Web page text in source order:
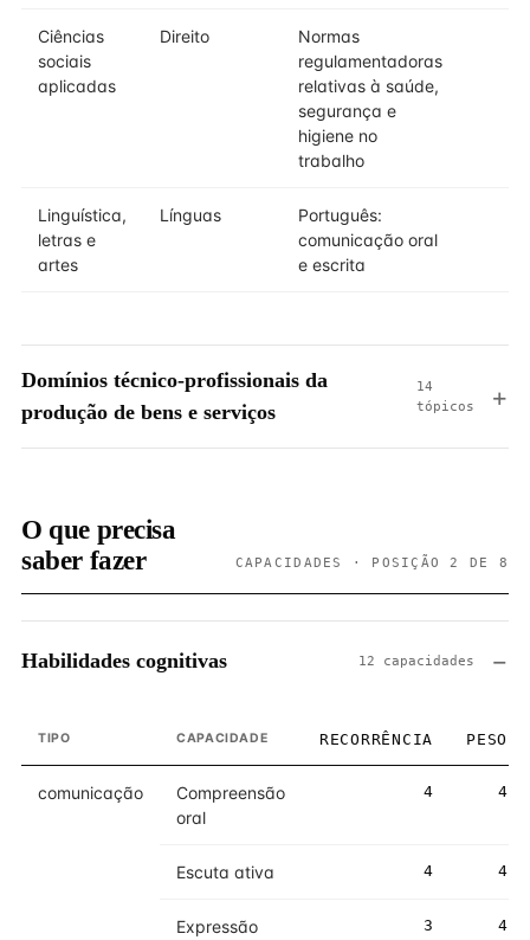
Ciências
sociais
aplicadas
Direito
Normas
regulamentadoras
relativas à saúde,
segurança e
higiene no
trabalho
Linguística,
letras e
artes
Línguas
Português:
comunicação oral
e escrita
Domínios técnico-profissionais da
produção de bens e serviços
14
tópicos
O que precisa
saber fazer
CAPACIDADES · POSIÇÃO 2 DE 8
Habilidades cognitivas 12 capacidades
TIPO CAPACIDADE RECORRÊNCIA PESO
comunicação
Compreensão
oral
4 4
Escuta ativa 4 4
Expressão 3 4